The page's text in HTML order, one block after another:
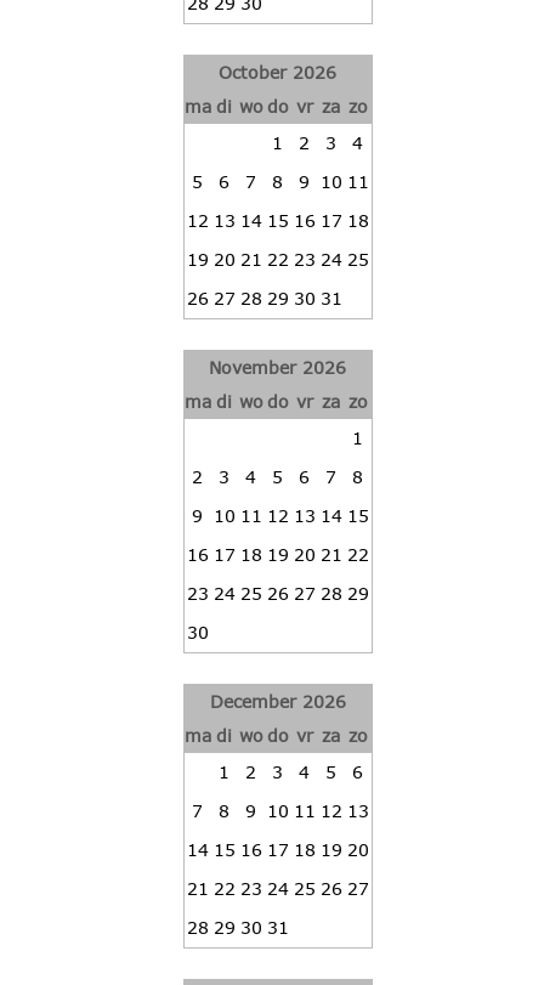
October 2026
ma di wodo vr za zo
1
2 3
4
5
6 7 8 9 10 11
12 13 14 15 16 17 18
19 20 21 22 23 24 25
26 27 28 29 30 31
November 2026
ma di wodo vr za zo
1
2
3 4 5 6 7
8
9
10 11 12 13 14 15
16 17 18 19 20 21 22
23 24 25 26 27 28 29
30
December 2026
ma di wodo vr za zo
1
2 3 4 5
6
7
8 9 10 11 12 13
14 15 16 17 18 19 20
21 22 23 24 25 26 27
28 29 30 31